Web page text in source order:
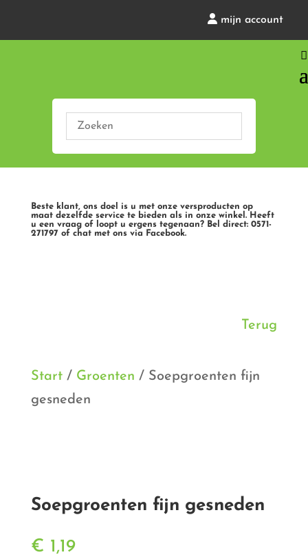
mijn account
Beste klant, ons doel is u met onze versproducten op
maat dezelfde service te bieden als in onze winkel. Heeft
u een vraag of loopt u ergens tegenaan? Bel direct: 0571-
271797 of chat met ons via Facebook.
Terug
Start/ Groenten / Soepgroenten fijn
gesneden
Soepgroenten fijn gesneden
€ 1,19